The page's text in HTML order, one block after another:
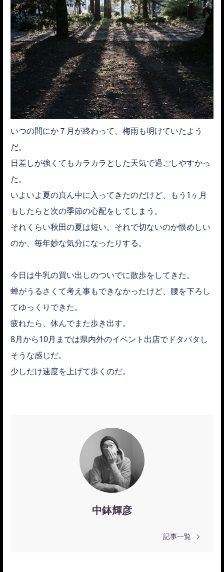
いつの間にか７月が終わって、梅雨も明けていたよう
だ。
日差しが強くてもカラカラとした天気で過ごしやすかっ
た。
いよいよ夏の真ん中に入ってきたのだけど、もう1ヶ月
もしたらと次の季節の心配をしてしまう。
それくらい秋田の夏は短い。それで切ないのか恨めしい
のか、毎年妙な気分になったりする。
今日は牛乳の買い出しのついでに散歩をしてきた。
蝉がうるさくて考え事もできなかったけど、腰を下ろし
てゆっくりできた。
疲れたら、休んでまた歩き出す。
8月から10月までは県内外のイベント出店でドタバタし
そうな感じだ。
少しだけ速度を上げて歩くのだ。
中鉢輝彦
記事一覧